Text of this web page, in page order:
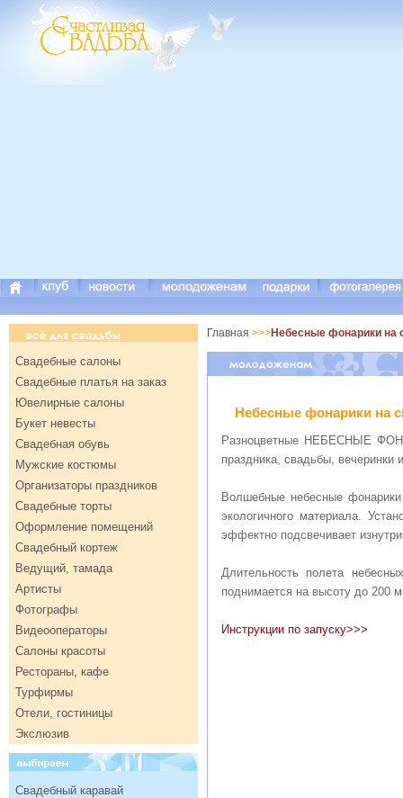
Свадебные салоны
Свадебные платья на заказ
Ювелирные салоны
Букет невесты
Свадебная обувь
Мужские костюмы
Организаторы праздников
Свадебные торты
Оформление помещений
Свадебный кортеж
Ведущий, тамада
Артисты
Фотографы
Видеооператоры
Салоны красоты
Рестораны, кафе
Турфирмы
Отели, гостиницы
Экслюзив
Свадебный каравай
Главная >>>Небесные фонарики на
Небесные фонарики на
Разноцветные НЕБЕСНЫЕ
праздника, свадьбы, вечеринки
Волшебные небесные
экологичного материала.
эффектно подсвечивает
Длительность полета
поднимается на высоту до 200
Инструкции по запуску>>>